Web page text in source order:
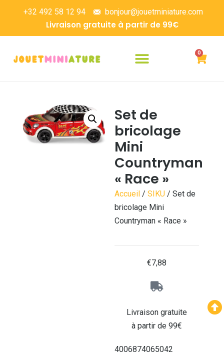
+32 492 58 12 94 bonjour@jouetminiature.com
Livraison gratuite à partir de 99€
0
Set de
bricolage
Mini
Countryman
« Race »
Accueil/ SIKU/ Set de
bricolage Mini
Countryman « Race »
€7,88
Livraison gratuite
à partir de 99€
4006874065042